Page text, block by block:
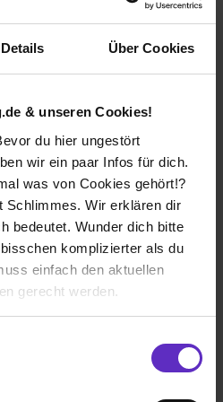
Details Über Cookies
& unseren Cookies!
du hier ungestört
wir ein paar Infos für dich.
was von Cookies gehört!?
Schlimmes. Wir erklären dir
bedeutet. Wunder dich bitte
komplizierter als du
einfach den aktuellen
gerecht werden.
Klinikum
Millionen Menschen – und
Rheinland (LVR) auf ganz
da. Der LVR steht für
Ein wichtiger Teil davon
auch wir, das LVR-Klinikum
liegen im Bereich
Neurologie. Wir betreuen
unterstützen sie im täglichen
im Mittelpunkt. Außerdem
Anleitung und Versorgung
Das sorgt für jede Menge
Arbeitsalltag.
und nicht nur mit,